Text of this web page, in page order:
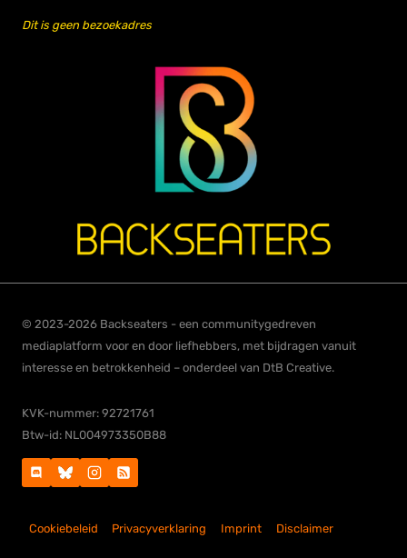
Dit is geen bezoekadres
© 2023-2026 Backseaters - een communitygedreven
mediaplatform voor en door liefhebbers, met bijdragen vanuit
interesse en betrokkenheid – onderdeel van DtB Creative.
KVK-nummer: 92721761
Btw-id: NL004973350B88
Cookiebeleid Privacyverklaring Imprint Disclaimer